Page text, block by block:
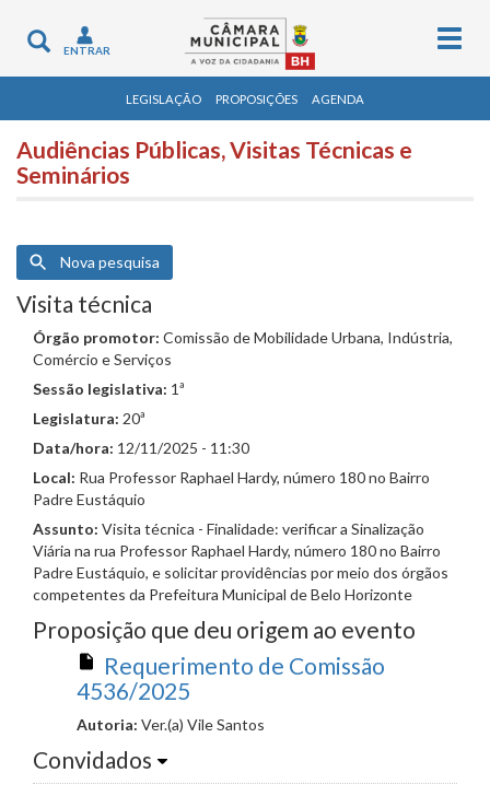
Toggle
navigation
ENTRAR
LEGISLAÇÃO PROPOSIÇÕES AGENDA
Audiências Públicas, Visitas Técnicas e
Seminários
Nova pesquisa
Visita técnica
Órgão promotor: Comissão de Mobilidade Urbana, Indústria,
Comércio e Serviços
Sessão legislativa: 1ª
Legislatura: 20ª
Data/hora: 12/11/2025 - 11:30
Local: Rua Professor Raphael Hardy, número 180 no Bairro
Padre Eustáquio
Assunto: Visita técnica - Finalidade: verificar a Sinalização
Viária na rua Professor Raphael Hardy, número 180 no Bairro
Padre Eustáquio, e solicitar providências por meio dos órgãos
competentes da Prefeitura Municipal de Belo Horizonte
Proposição que deu origem ao evento
Requerimento de Comissão
4536/2025
Autoria: Ver.(a) Vile Santos
Convidados